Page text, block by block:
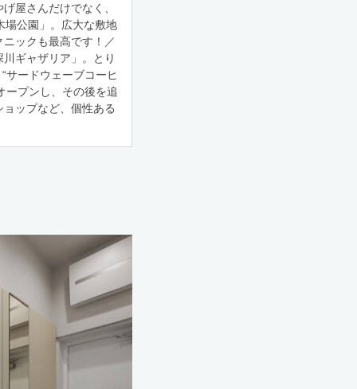
屋さんだけでなく、
場公園」。広大な敷地
ックも最高です！／
ギャザリア」。とり
サードウェーブコーヒ
ープンし、その後を追
ップなど、個性ある